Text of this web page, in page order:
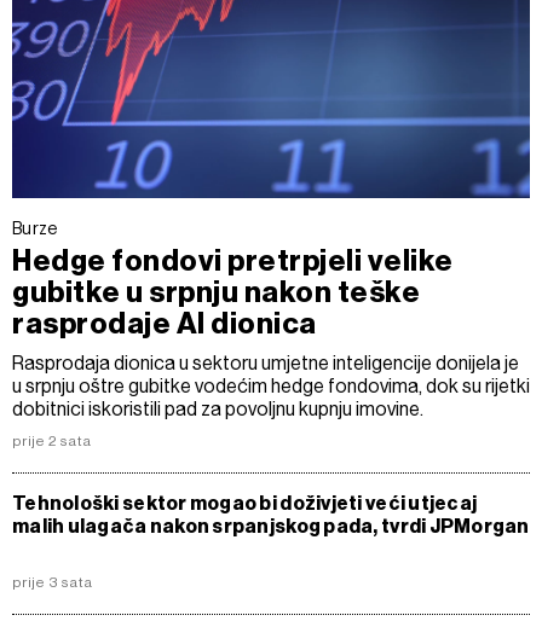
Burze
Hedge fondovi pretrpjeli velike
gubitke u srpnju nakon teške
rasprodaje AI dionica
Rasprodaja dionica u sektoru umjetne inteligencije donijela je
u srpnju oštre gubitke vodećim hedge fondovima, dok su rijetki
dobitnici iskoristili pad za povoljnu kupnju imovine.
prije 2 sata
Tehnološki sektor mogao bi doživjeti veći utjecaj
malih ulagača nakon srpanjskog pada, tvrdi JPMorgan
prije 3 sata